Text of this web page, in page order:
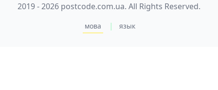
2019 - 2026 postcode.com.ua. All Rights Reserved.
мова | язык